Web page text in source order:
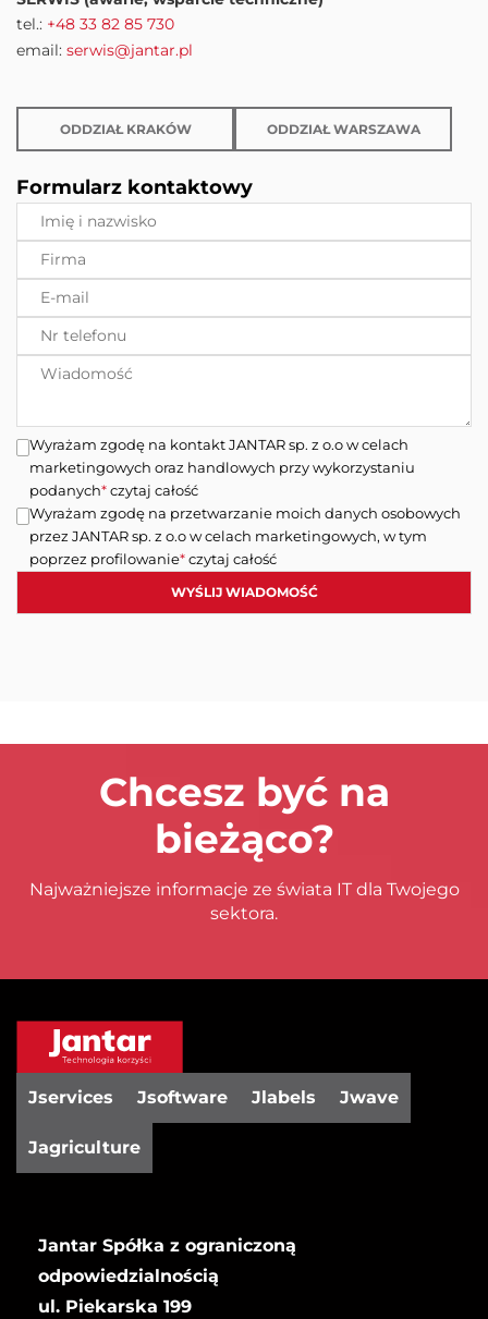
tel.: +48 33 82 85 730
email: serwis@jantar.pl
ODDZIAŁ KRAKÓW ODDZIAŁ WARSZAWA
Formularz kontaktowy
Wyrażam zgodę na kontakt JANTAR sp. z o.o w celach
marketingowych oraz handlowych przy wykorzystaniu
podanych*czytaj całość
Wyrażam zgodę na przetwarzanie moich danych osobowych
przez JANTAR sp. z o.o w celach marketingowych, w tym
poprzez profilowanie*czytaj całość
Chcesz być na
bieżąco?
Najważniejsze informacje ze świata IT dla Twojego
sektora.
Jservices Jsoftware Jlabels Jwave
Jagriculture
Jantar Spółka z ograniczoną
odpowiedzialnością
ul. Piekarska 199